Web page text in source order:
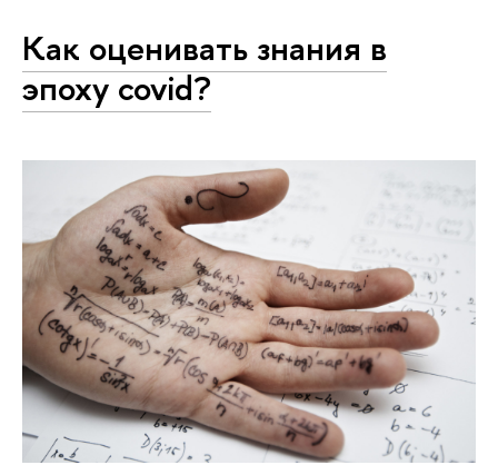
Как оценивать знания в
эпоху covid?